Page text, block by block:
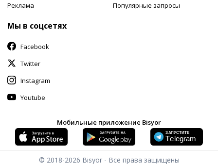
Реклама
Популярные запросы
Мы в соцсетях
Facebook
Twitter
Instagram
Youtube
Мобильные приложение Bisyor
© 2018-2026 Bisyor - Все права защищены